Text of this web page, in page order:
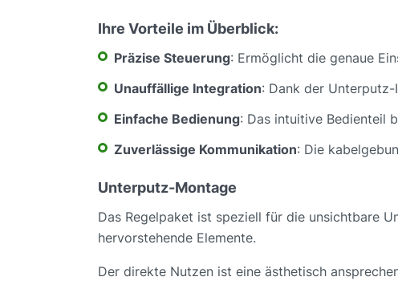
Ihre Vorteile im Überblick:
Präzise Steuerung: Ermöglicht die genaue
Unauffällige Integration: Dank der
Einfache Bedienung: Das intuitive Bedienteil
Zuverlässige Kommunikation: Die
Unterputz-Montage
Das Regelpaket ist speziell für die unsichtbare
hervorstehende Elemente.
Der direkte Nutzen ist eine ästhetisch